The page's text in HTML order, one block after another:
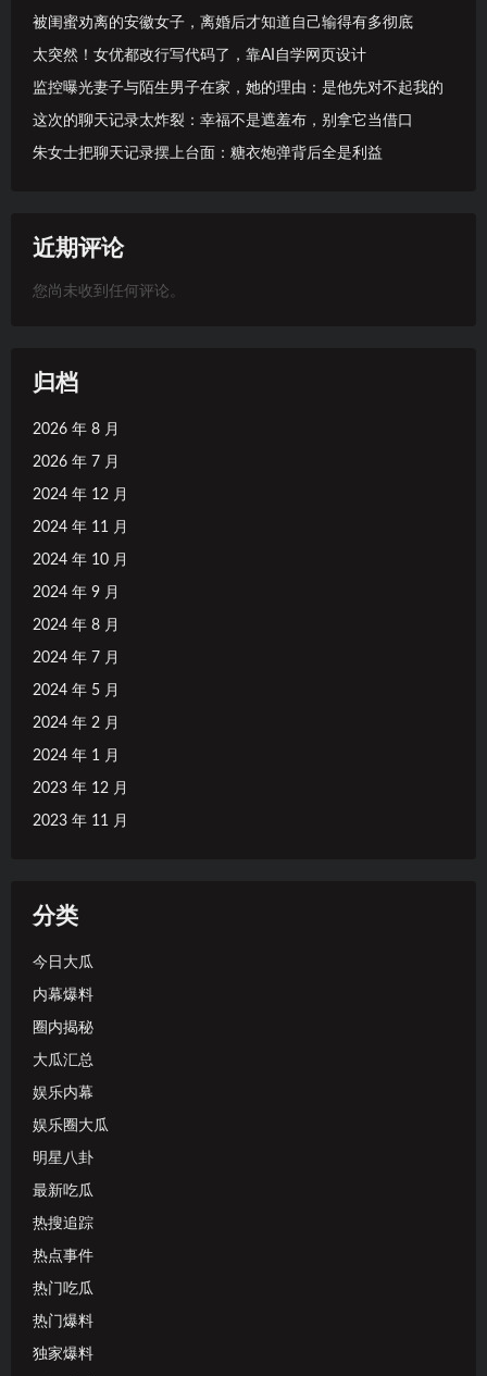
被闺蜜劝离的安徽女子，离婚后才知道自己输得有多彻底
太突然！女优都改行写代码了，靠AI自学网页设计
监控曝光妻子与陌生男子在家，她的理由：是他先对不起我的
这次的聊天记录太炸裂：幸福不是遮羞布，别拿它当借口
朱女士把聊天记录摆上台面：糖衣炮弹背后全是利益
近期评论
您尚未收到任何评论。
归档
2026 年 8 月
2026 年 7 月
2024 年 12 月
2024 年 11 月
2024 年 10 月
2024 年 9 月
2024 年 8 月
2024 年 7 月
2024 年 5 月
2024 年 2 月
2024 年 1 月
2023 年 12 月
2023 年 11 月
分类
今日大瓜
内幕爆料
圈内揭秘
大瓜汇总
娱乐内幕
娱乐圈大瓜
明星八卦
最新吃瓜
热搜追踪
热点事件
热门吃瓜
热门爆料
独家爆料